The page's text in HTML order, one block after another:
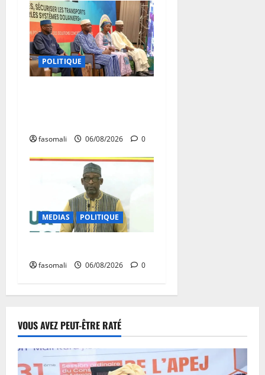
POLITIQUE
fasomali 06/08/2026 0
MEDIAS POLITIQUE
fasomali 06/08/2026 0
VOUS AVEZ PEUT-ÊTRE RATÉ